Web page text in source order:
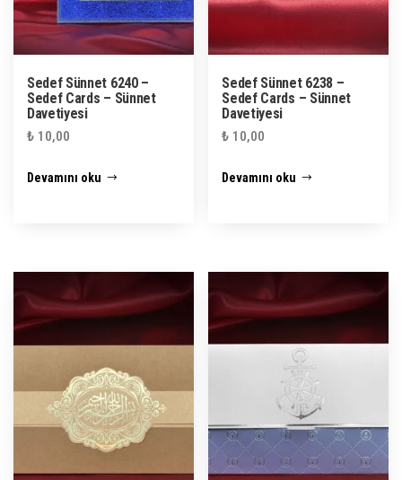
Sedef Sünnet 6240 –
Sedef Cards – Sünnet
Davetiyesi
₺ 10,00
Devamını oku
Sedef Sünnet 6238 –
Sedef Cards – Sünnet
Davetiyesi
₺ 10,00
Devamını oku